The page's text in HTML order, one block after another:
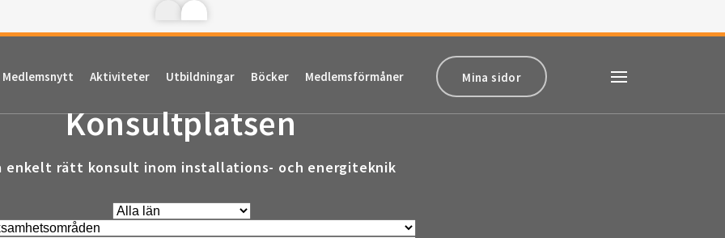
Mina sidor
Medlemsnytt Aktiviteter Utbildningar Böcker Medlemsförmåner
Konsultplatsen
enkelt rätt konsult inom installations- och energiteknik